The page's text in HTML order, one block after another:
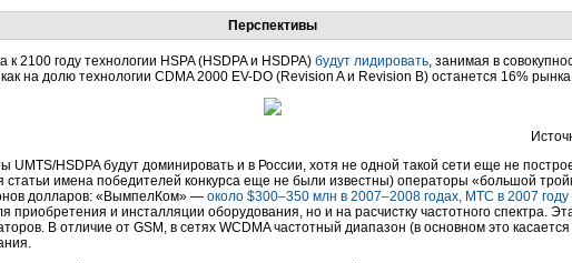
Перспективы
2100 году технологии HSPA (HSDPA и НSDPA) будут лидировать, занимая в
на долю технологии CDMA 2000 EV-DO (Revision A и Revision B) останется 16%
UMTS/HSDPA будут доминировать и в России, хотя не одной такой сети еще не
имена победителей конкурса еще не были известны) операторы «большой
долларов: «ВымпелКом» — около $300–350 млн в 2007–2008 годах, МТС в 2007
приобретения и инсталляции оборудования, но и на расчистку частотного спектра.
В отличие от GSM, в сетях WCDMA частотный диапазон (в основном это